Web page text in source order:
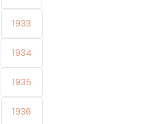
1933
1934
1935
1936